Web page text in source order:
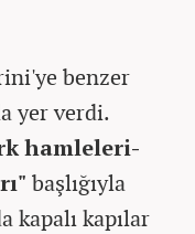
benzer
yer verdi.
hamleleri-
başlığıyla
kapalı kapılar